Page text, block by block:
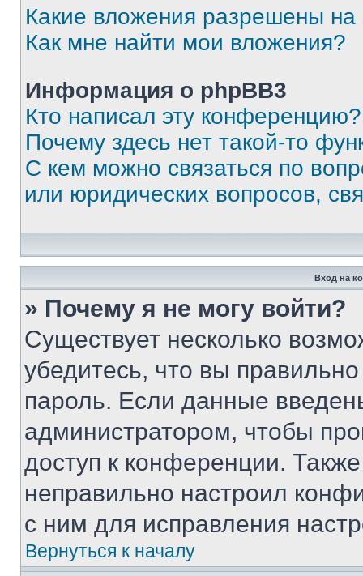
Какие вложения разрешены
Как мне найти мои вложения?
Информация о phpBB3
Кто написал эту конференцию?
Почему здесь нет такой-то
С кем можно связаться по
или юридических вопросов,
Вход на
» Почему я не могу войти?
Существует несколько
убедитесь, что вы
пароль. Если данные
администратором, чтобы
доступ к конференции.
неправильно настроил
с ним для исправления
Вернуться к началу